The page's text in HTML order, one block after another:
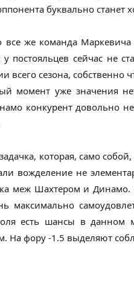
буквально станет
же команда
постояльцев сейчас не
всего сезона,
момент уже значения
конкурент довольно
которая, само
вожделение не
меж Шахтером и Динамо.
максимально
есть шансы в данном
На фору -1.5 выделяют